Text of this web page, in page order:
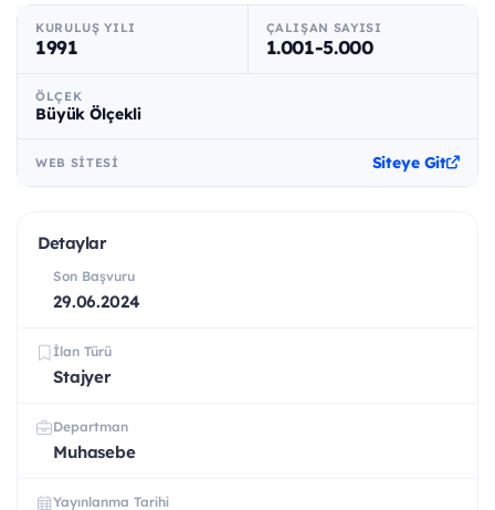
KURULUŞ YILI
1991
ÇALIŞAN SAYISI
1.001-5.000
ÖLÇEK
Büyük Ölçekli
WEB SITESI Siteye Git
Detaylar
Son Başvuru
29.06.2024
İlan Türü
Stajyer
Departman
Muhasebe
Yayınlanma Tarihi